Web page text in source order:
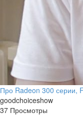
Про Radeon 300 серии,
goodchoiceshow
37 Просмотры